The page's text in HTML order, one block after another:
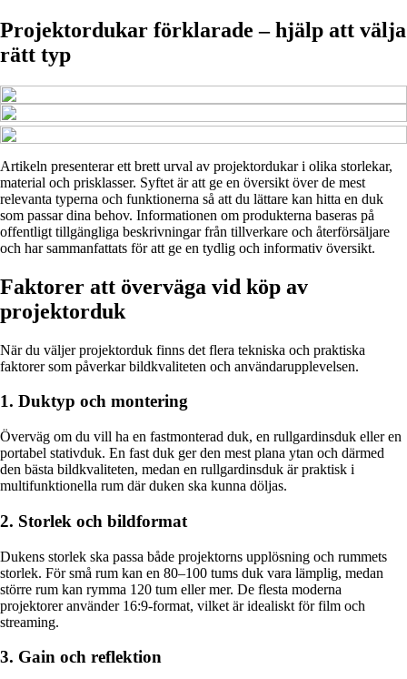
Projektordukar förklarade – hjälp att välja
rätt typ
Artikeln presenterar ett brett urval av projektordukar i olika storlekar,
material och prisklasser. Syftet är att ge en översikt över de mest
relevanta typerna och funktionerna så att du lättare kan hitta en duk
som passar dina behov. Informationen om produkterna baseras på
offentligt tillgängliga beskrivningar från tillverkare och återförsäljare
och har sammanfattats för att ge en tydlig och informativ översikt.
Faktorer att överväga vid köp av
projektorduk
När du väljer projektorduk finns det flera tekniska och praktiska
faktorer som påverkar bildkvaliteten och användarupplevelsen.
1. Duktyp och montering
Överväg om du vill ha en fastmonterad duk, en rullgardinsduk eller en
portabel stativduk. En fast duk ger den mest plana ytan och därmed
den bästa bildkvaliteten, medan en rullgardinsduk är praktisk i
multifunktionella rum där duken ska kunna döljas.
2. Storlek och bildformat
Dukens storlek ska passa både projektorns upplösning och rummets
storlek. För små rum kan en 80–100 tums duk vara lämplig, medan
större rum kan rymma 120 tum eller mer. De flesta moderna
projektorer använder 16:9-format, vilket är idealiskt för film och
streaming.
3. Gain och reflektion